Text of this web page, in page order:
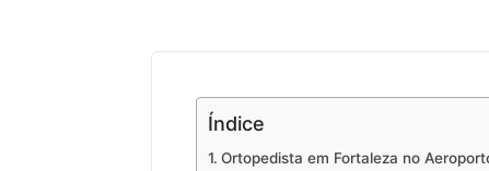
Índice
Ortopedista em Fortaleza no